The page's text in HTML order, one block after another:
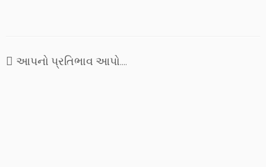
પણ અબ્રાહમ લિંકન જેવા એક
અનોખા મહામાનવના મુખે,…
આપનો પ્રતિભાવ આપો....